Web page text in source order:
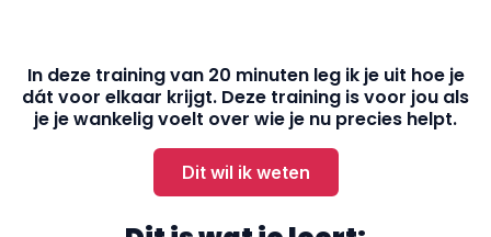
In deze training van 20 minuten leg ik je uit hoe je
dát voor elkaar krijgt. Deze training is voor jou als
je je wankelig voelt over wie je nu precies helpt.
Dit wil ik weten